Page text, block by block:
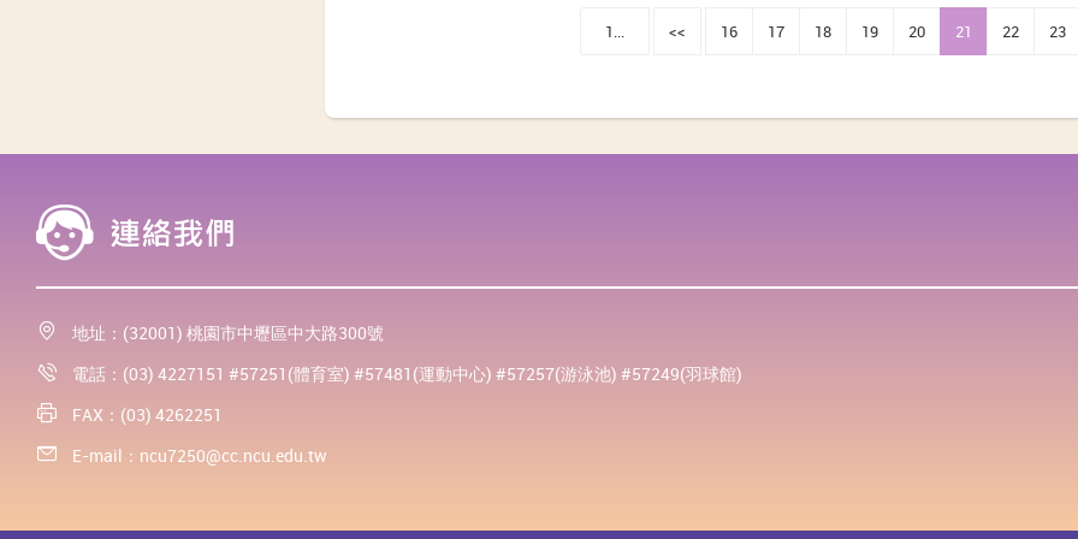
1... << 16 17 18 19 20 21 22 23
地址：(32001) 桃園市中壢區中大路300號
電話：(03) 4227151 #57251(體育室) #57481(運動中心) #57257(游泳池) #57249(羽球館)
FAX：(03) 4262251
E-mail： ncu7250@cc.ncu.edu.tw